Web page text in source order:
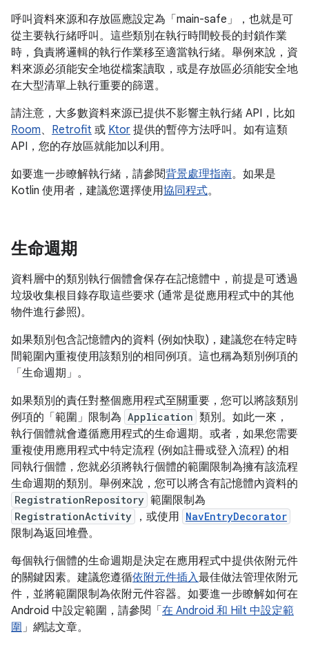
呼叫資料來源和存放區應設定為「main-safe」
，也就是可
從主要執行緒呼叫。這些類別在執行時間較長的封鎖作業
時，負責將邏輯的執行作業移至適當執行緒。舉例來說，資
料來源必須能安全地從檔案讀取，或是存放區必須能安全地
在大型清單上執行重要的篩選。
請注意，大多數資料來源已提供不影響主執行緒 API，比如
Room、 Retrofit 或 Ktor 提供的暫停方法呼叫。如有這類
API，您的存放區就能加以利用。
如要進一步瞭解執行緒，請參閱背景處理指南。如果是
Kotlin 使用者，建議您選擇使用協同程式。
生命週期
資料層中的類別執行個體會保存在記憶體中，前提是可透過
垃圾收集根目錄存取這些要求 (通常是從應用程式中的其他
物件進行參照)。
如果類別包含記憶體內的資料 (例如快取)，建議您在特定時
間範圍內重複使用該類別的相同例項。這也稱為類別例項的
「生命週期」 。
如果類別的責任對整個應用程式至關重要，您可以將該類別
例項的「範圍」 限制為 Application 類別。如此一來，
執行個體就會遵循應用程式的生命週期。或者，如果您需要
重複使用應用程式中特定流程 (例如註冊或登入流程) 的相
同執行個體，您就必須將執行個體的範圍限制為擁有該流程
生命週期的類別。舉例來說，您可以將含有記憶體內資料的
RegistrationRepository 範圍限制為
RegistrationActivity ，或使用 NavEntryDecorator
限制為返回堆疊。
每個執行個體的生命週期是決定在應用程式中提供依附元件
的關鍵因素。建議您遵循依附元件插入最佳做法管理依附元
件，並將範圍限制為依附元件容器。如要進一步瞭解如何在
Android 中設定範圍，請參閱「在 Android 和 Hilt 中設定範
圍 」網誌文章。